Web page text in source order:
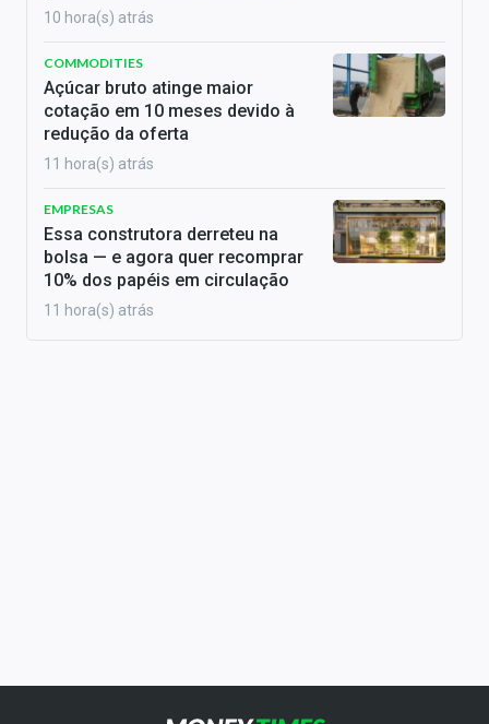
10 hora(s) atrás
COMMODITIES
Açúcar bruto atinge maior
cotação em 10 meses devido à
redução da oferta
11 hora(s) atrás
EMPRESAS
Essa construtora derreteu na
bolsa — e agora quer recomprar
10% dos papéis em circulação
11 hora(s) atrás